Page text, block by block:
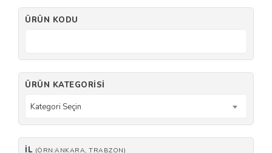
ÜRÜN KODU
ÜRÜN KATEGORISI
Kategori Seçin
İL (ÖRN:ANKARA, TRABZON)